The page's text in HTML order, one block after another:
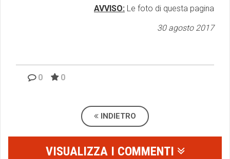
AVVISO: Le foto di questa pagina
30 agosto 2017
0 0
INDIETRO
VISUALIZZA I COMMENTI